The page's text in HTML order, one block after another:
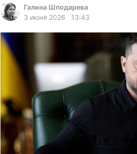
Галина Шподарева
3 июня 2026
13:43